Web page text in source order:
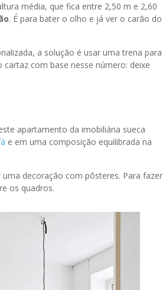
média, que fica entre 2,50 m e 2,60
. É para bater o olho e já ver o carão do
a solução é usar uma trena para
com base nesse número: deixe
apartamento da imobiliária sueca
e em uma composição equilibrada na
decoração com pôsteres. Para fazer
os quadros.